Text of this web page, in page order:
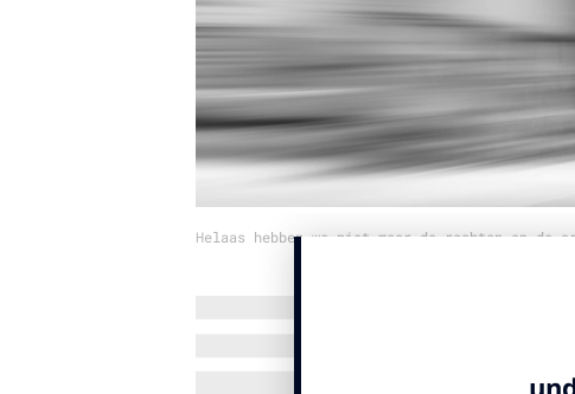
Helaas hebben we niet meer de rechten op de